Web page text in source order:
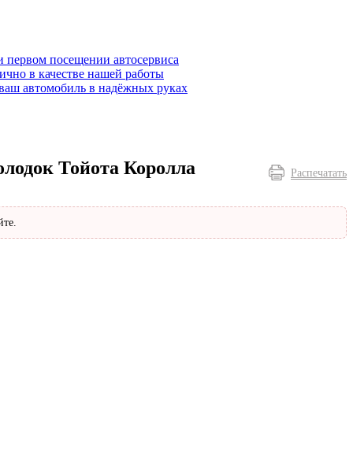
первом посещении автосервиса
в качестве нашей работы
автомобиль в надёжных руках
Распечатать
Тойота Королла